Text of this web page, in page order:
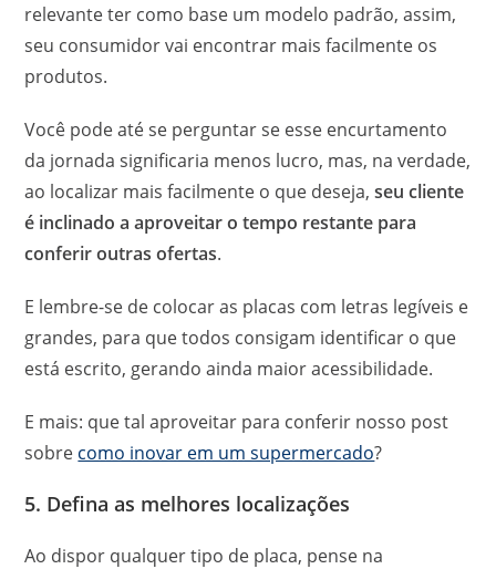
relevante ter como base um modelo padrão, assim,
seu consumidor vai encontrar mais facilmente os
produtos.
Você pode até se perguntar se esse encurtamento
da jornada significaria menos lucro, mas, na verdade,
ao localizar mais facilmente o que deseja,seu cliente
é inclinado a aproveitar o tempo restante para
conferir outras ofertas.
E lembre-se de colocar as placas com letras legíveis e
grandes, para que todos consigam identificar o que
está escrito, gerando ainda maior acessibilidade.
E mais: que tal aproveitar para conferir nosso post
sobre como inovar em um supermercado?
5. Defina as melhores localizações
Ao dispor qualquer tipo de placa, pense na